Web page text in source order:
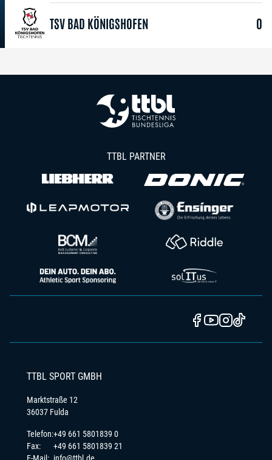
TSV BAD KÖNIGSHOFEN 0
TTBL PARTNER
TTBL SPORT GMBH
Marktstraße 12
36037 Fulda
Telefon:
Fax:
E-Mail:
+49 661 5801839 0
+49 661 5801839 21
info@ttbl.de